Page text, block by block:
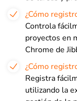
¿Cómo
Controla
proyectos en
Chrome de
¿Cómo
Registra
utilizando la